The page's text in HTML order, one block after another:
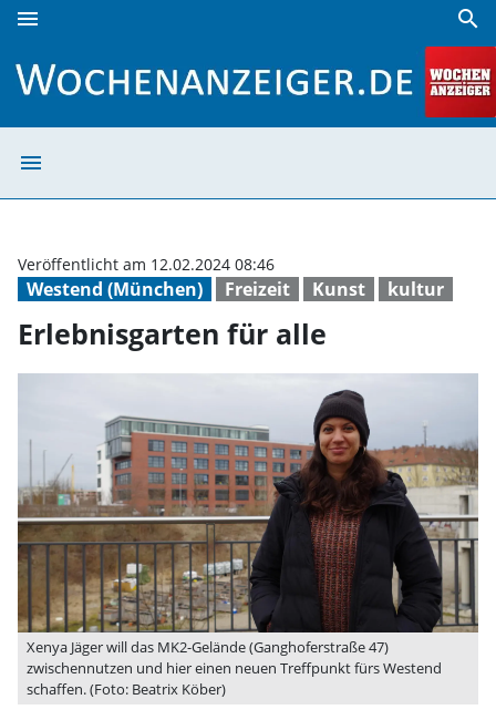
menu search
menu
Westend (München) Freizeit Kunst kultur
Veröffentlicht am 12.02.2024 08:46
Erlebnisgarten für alle
Xenya Jäger will das MK2-Gelände (Ganghoferstraße 47)
zwischennutzen und hier einen neuen Treffpunkt fürs Westend
schaffen. (Foto: Beatrix Köber)